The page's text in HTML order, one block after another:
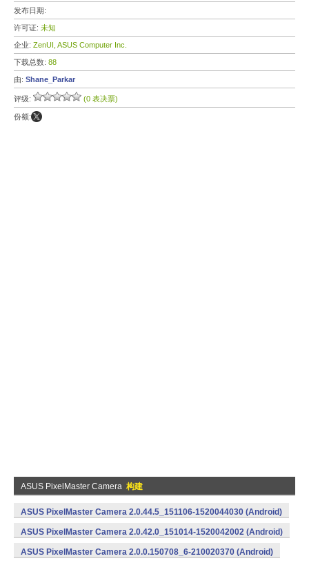
发布日期:
许可证: 未知
企业: ZenUI, ASUS Computer Inc.
下载总数: 88
由: Shane_Parkar
评级: (0 表决票)
份额:
ASUS PixelMaster Camera 构建
ASUS PixelMaster Camera 2.0.44.5_151106-1520044030 (Android)
ASUS PixelMaster Camera 2.0.42.0_151014-1520042002 (Android)
ASUS PixelMaster Camera 2.0.0.150708_6-210020370 (Android)